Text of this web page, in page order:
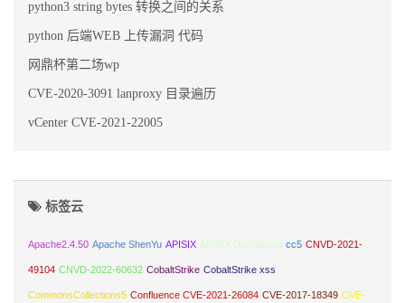
python3 string bytes 转换之间的关系
python 后端WEB 上传漏洞 代码
网鼎杯第二场wp
CVE-2020-3091 lanproxy 目录遍历
vCenter CVE-2021-22005
标签云
Apache2.4.50 Apache ShenYu APISIX APISIX Dashboard cc5 CNVD-2021-
49104 CNVD-2022-60632 CobaltStrike CobaltStrike xss
CommonsCollections5 Confluence CVE-2021-26084 CVE-2017-18349 CVE-